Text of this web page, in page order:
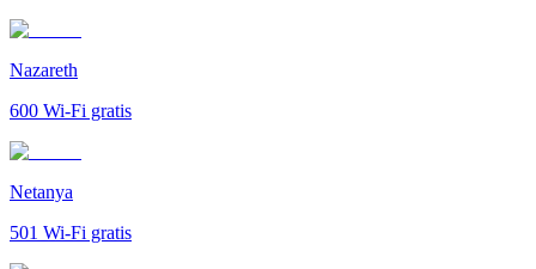
Nazareth
600 Wi-Fi gratis
Netanya
501 Wi-Fi gratis